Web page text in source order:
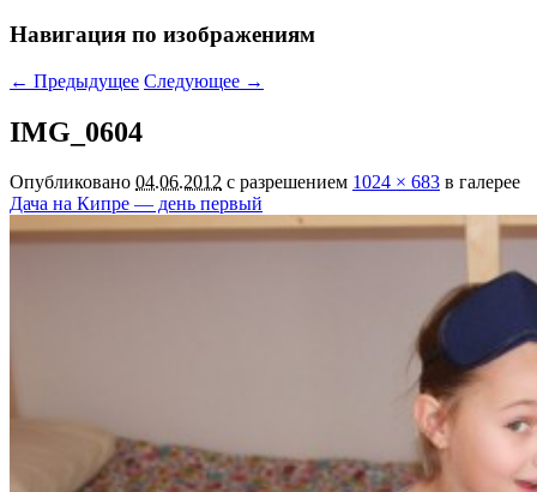
Навигация по изображениям
← Предыдущее Следующее →
IMG_0604
Опубликовано 04.06.2012 с разрешением 1024 × 683 в галерее
Дача на Кипре — день первый